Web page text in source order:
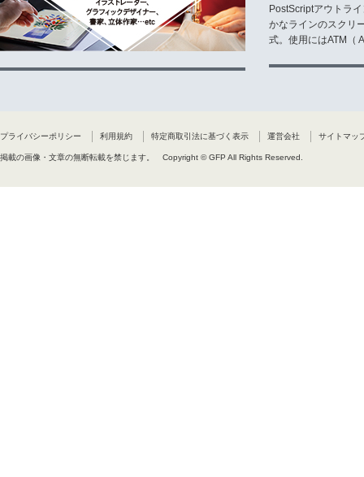
PostScriptアウトラ
かなラインのスクリ
式。使用にはATM（
プライバシーポリシー 利用規約 特定商取引法に基づく表示 運営会社 サイトマッ
掲載の画像・文章の無断転載を禁じます。 Copyright © GFP All Rights Reserved.